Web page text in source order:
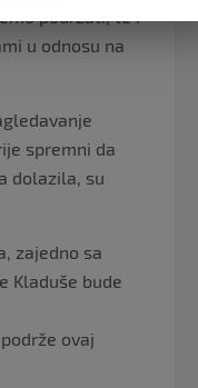
podržati, te i
u odnosu na
spremni da
dolazila, su
zajedno sa
Kladuše bude
ovaj